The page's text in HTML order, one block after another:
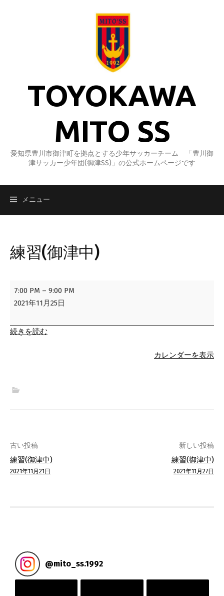
TOYOKAWA
MITO SS
愛知県豊川市御津町を拠点とする少年サッカーチーム 「豊川御
津サッカー少年団(御津SS)」の公式ホームページです
メニュー
練習(御津中)
練
習
津
中)
7:00 PM – 9:00 PM
2021年11月25日
続きを読む
カレンダーを表示
投
稿
ー
シ
古い投稿
練習(御津中)
2021年11月21日
新しい投稿
練習(御津中)
2021年11月27日
@mito_ss.1992